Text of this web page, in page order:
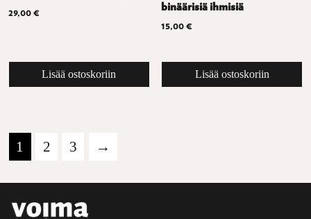
29,00 €
Lisää ostoskoriin
binäärisiä ihmisiä
15,00€
Lisää ostoskoriin
1 2 3 →